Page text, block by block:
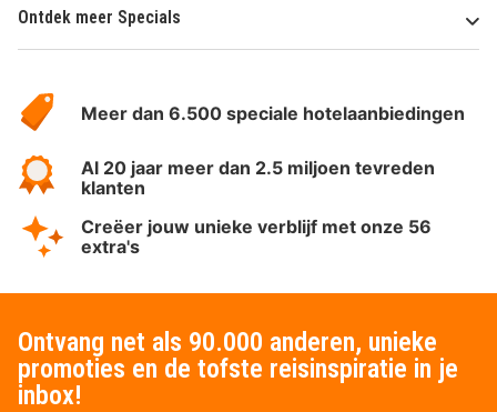
Ontdek meer Specials
HotelSpecials
Meer dan 6.500 speciale hotelaanbiedingen
Al 20 jaar meer dan 2.5 miljoen tevreden
klanten
Creëer jouw unieke verblijf met onze 56
extra's
Ontvang net als 90.000 anderen, unieke
promoties en de tofste reisinspiratie in je
inbox!